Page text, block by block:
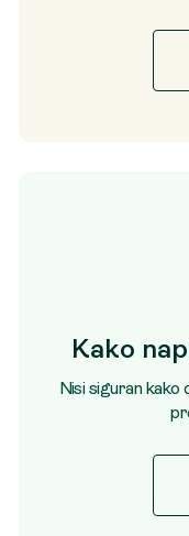
Kako
Nisi siguran kako